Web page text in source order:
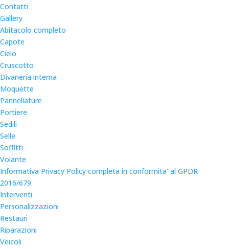
Contatti
Gallery
Abitacolo completo
Capote
Cielo
Cruscotto
Divaneria interna
Moquette
Pannellature
Portiere
Sedili
Selle
Soffitti
Volante
Informativa Privacy Policy completa in conformita’ al GPDR
2016/679
Interventi
Personalizzazioni
Restauri
Riparazioni
Veicoli